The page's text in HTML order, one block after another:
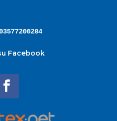
Facebook